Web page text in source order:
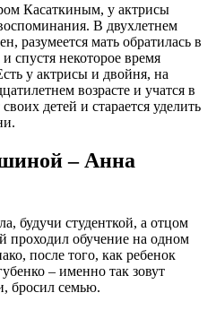
Касаткиным, у актрисы
В двухлетнем
разумеется мать обратилась в
спустя некоторое время
у актрисы и двойня, на
возрасте и учатся в
детей и старается уделить
– Анна
будучи студенткой, а отцом
проходил обучение на одном
после того, как ребенок
– именно так зовут
бросил семью.